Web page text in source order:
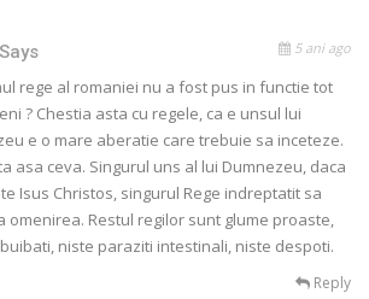
Says 5 ani ago
rege al romaniei nu a fost pus in functie tot
? Chestia asta cu regele, ca e unsul lui
e o mare aberatie care trebuie sa inceteze.
asa ceva. Singurul uns al lui Dumnezeu, daca
Isus Christos, singurul Rege indreptatit sa
omenirea. Restul regilor sunt glume proaste,
niste paraziti intestinali, niste despoti.
Reply